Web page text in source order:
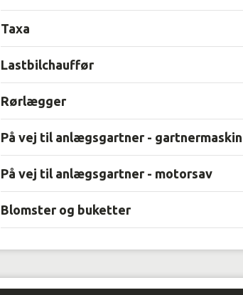
Taxa
Lastbilchauffør
Rørlægger
På vej til anlægsgartner -
På vej til anlægsgartner - motorsav
Blomster og buketter